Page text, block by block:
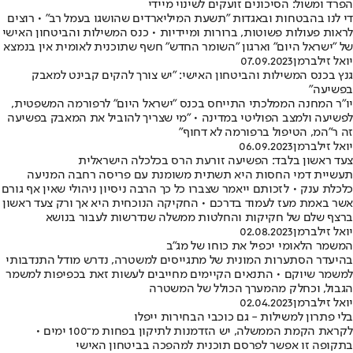
הפרד ומשול: הסיכונים זועקים לשינוי מיידי
די לנו בהבטחות ובאגדות "תשעת המיליארדים שהושגו בעמל רב" • רוצים
לראות פעולות פשוטות, ברורות ומיידיות • כנס המשילות והביטחון האישי
של "ישראל היום" וארגון "השומר החדש" חשף שתוכנית לאומית אין בנמצא
יואל זילברמן07.09.2023
גנץ בכנס המשילות והביטחון האישי: "יש צורך להקים קבינט למאבק
בפשיעה"
יו"ר המחנה הממלכתי התייחס בכנס "ישראל היום" לרפורמה המשפטית,
לפשיעה ולמצב הפוליטי במדינה • "מי שצריך להוביל את המאבק בפשיעה
זה ר"המ, הטיפול ברפורמה לא דחוף"
יואל זילברמן06.09.2023
צעד ראשון בלבד: הפשיעה זורעת הרס בכלכלה הישראלית
תעשיית דמי החסות היא תשתית משומנת עם פריסה רחבה המניעה
כלכלת ענק • לזכותם ייאמר שצברו כל כך הרבה ניסיון ניהולי שאין אף גורם
אשר באמת מעז לעמוד בדרכם • החקיקה הנוכחית היא אך ורק צעד ראשון
ברצף שלם של חקיקות והחלטות ממשלה שנדרשות לעבור בנושא
יואל זילברמן02.08.2023
המשמר הלאומי יכפיל את כוחו של מג״ב
בהיעדר הסתערות המונית של מתגייסים למשטרה, נדרש מודל התנדבותי
למשמר שיוקם • התנאים הקיימים מחייבים לעשות זאת בכפיפות למשמר
הגבול, וכחלק מהמערך הכולל של המשטרה
יואל זילברמן02.04.2023
בלי פתרון למשילות - גם כוכבי הבחירות ייפלו
לקראת הקמת הממשלה, יש הזדמנות לתיקון בפחות מ־100 ימים •
בתקופה זו אפשר לפרסם תוכנית למהפכה בביטחון האישי